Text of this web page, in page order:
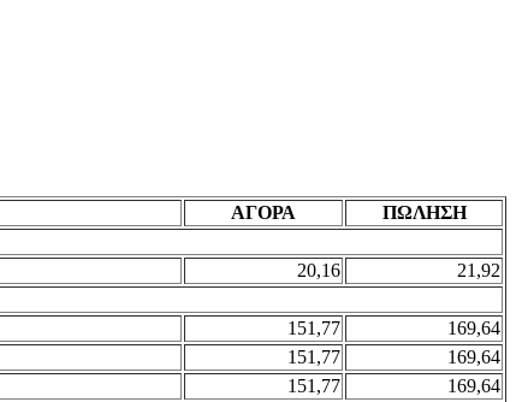
ΑΓΟΡΑ
ΠΩΛΗΣΗ
20,16
21,92
151,77
169,64
151,77
169,64
151,77
169,64